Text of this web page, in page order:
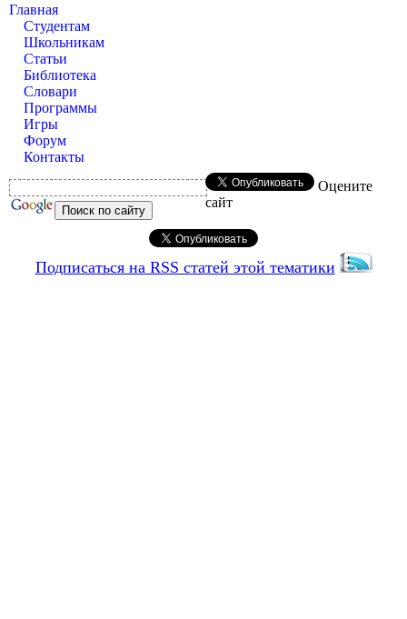
Главная
Студентам
Школьникам
Статьи
Библиотека
Словари
Программы
Игры
Форум
Контакты
Оцените
сайт
Подписаться на RSS статей этой тематики